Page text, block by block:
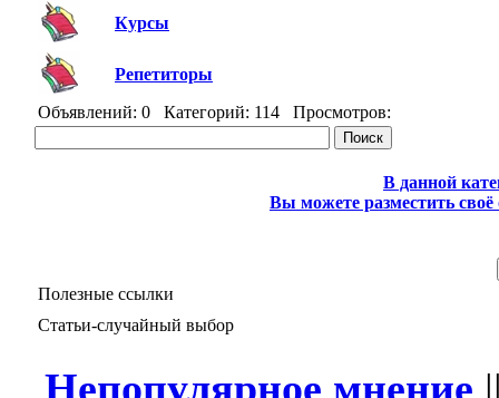
Курсы
Репетиторы
Объявлений: 0 Категорий: 114 Просмотров:
В данной
Вы можете разместить своё
Полезные ссылки
Статьи-случайный выбор
Непопулярное мнение